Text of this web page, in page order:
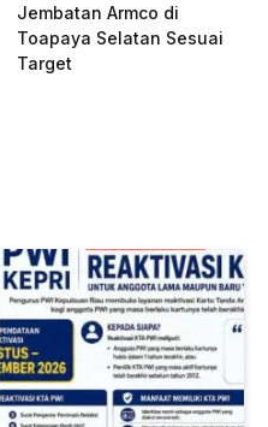
Jembatan Armco di
Toapaya Selatan Sesuai
Target